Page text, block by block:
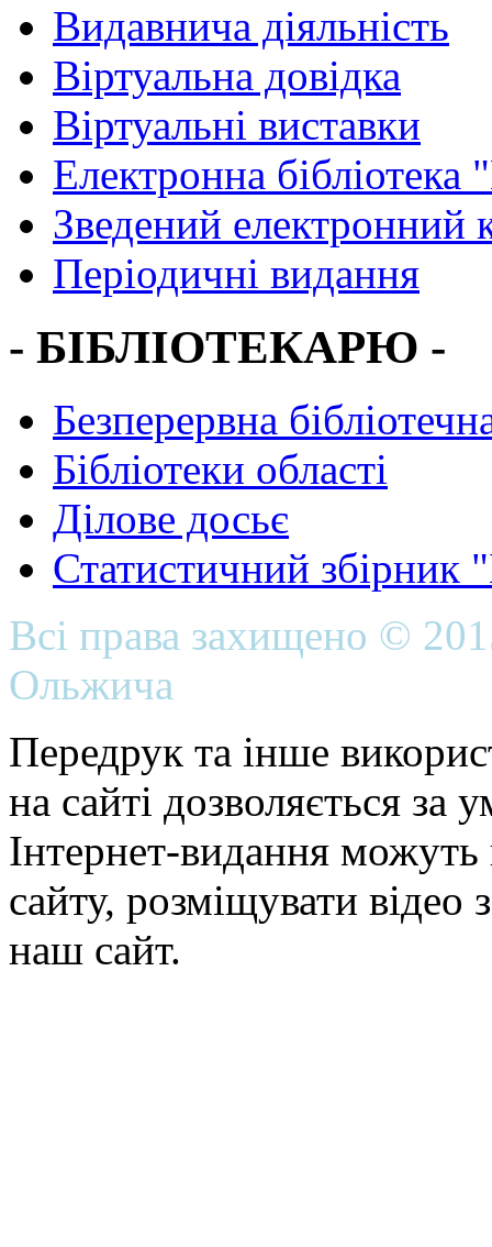
Видавнича діяльність
Віртуальна довідка
Віртуальні виставки
Електронна
Зведений електронний
Періодичні видання
- БІБЛІОТЕКАРЮ -
Безперервна
Бібліотеки області
Ділове досьє
Статистичний
Всі права захищено ©
Ольжича
Передрук та інше
на сайті дозволяється
Інтернет-видання можуть
сайту, розміщувати відео
наш сайт.